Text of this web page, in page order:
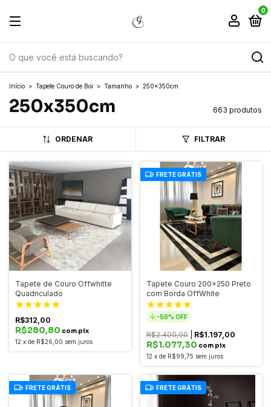
0
Início > Tapete Couro de Boi > Tamanho > 250x350cm
250x350cm 663 produtos
ORDENAR FILTRAR
Tapete de Couro Offwhitte
Quadriculado
R$312,00
R$280,80 com pix
12 x de R$26,00 sem juros
FRETE GRÁTIS
Tapete Couro 200x250 Preto
com Borda OffWhite
-50% OFF
R$2.400,00 R$1.197,00
R$1.077,30 com pix
12 x de R$99,75 sem juros
FRETE GRÁTIS FRETE GRÁTIS